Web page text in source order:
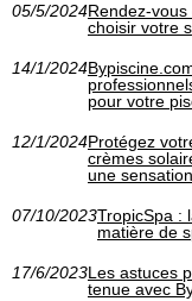
05/5/2024Rendez-
choisir votre
14/1/2024
pour votre
12/1/2024Protégez
crèmes
une
07/10/2023TropicSpa :
matière de
17/6/2023Les astuces
tenue avec